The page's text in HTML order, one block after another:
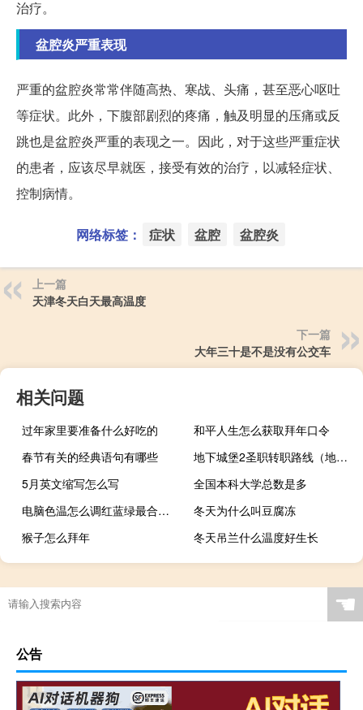
治疗。
盆腔炎严重表现
严重的盆腔炎常常伴随高热、寒战、头痛，甚至恶心呕吐
等症状。此外，下腹部剧烈的疼痛，触及明显的压痛或反
跳也是盆腔炎严重的表现之一。因此，对于这些严重症状
的患者，应该尽早就医，接受有效的治疗，以减轻症状、
控制病情。
网络标签： 症状 盆腔 盆腔炎
上一篇
天津冬天白天最高温度
下一篇
大年三十是不是没有公交车
相关问题
过年家里要准备什么好吃的
和平人生怎么获取拜年口令
春节有关的经典语句有哪些
地下城堡2圣职转职路线（地下城堡2圣职转职）
5月英文缩写怎么写
全国本科大学总数是多
电脑色温怎么调红蓝绿最合适（电脑色温怎么调）
冬天为什么叫豆腐冻
猴子怎么拜年
冬天吊兰什么温度好生长
☚
公告